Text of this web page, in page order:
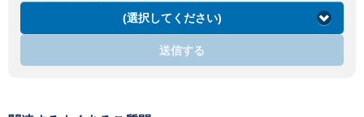
(選択してください)
送信する